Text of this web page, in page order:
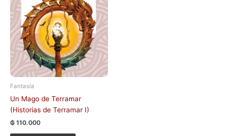
Fantasía
Un Mago de Terramar
(Historias de Terramar I)
₲ 110.000